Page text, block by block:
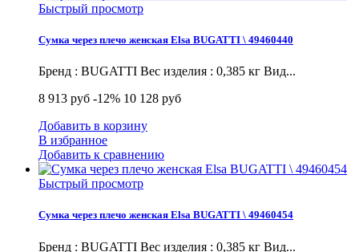
Быстрый просмотр
Сумка через плечо женская Elsa BUGATTI \ 49460440
Бренд : BUGATTI Вес изделия : 0,385 кг Вид...
8 913 руб -12% 10 128 руб
Добавить в корзину
В избранное
Добавить к сравнению
Быстрый просмотр
Сумка через плечо женская Elsa BUGATTI \ 49460454
Бренд : BUGATTI Вес изделия : 0,385 кг Вид...